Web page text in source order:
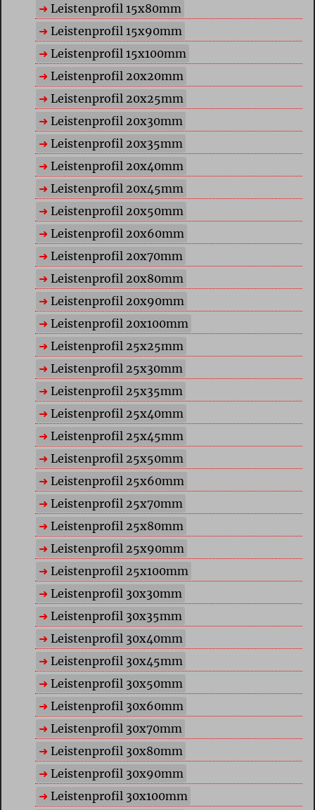
Leistenprofil 15x80mm
Leistenprofil 15x90mm
Leistenprofil 15x100mm
Leistenprofil 20x20mm
Leistenprofil 20x25mm
Leistenprofil 20x30mm
Leistenprofil 20x35mm
Leistenprofil 20x40mm
Leistenprofil 20x45mm
Leistenprofil 20x50mm
Leistenprofil 20x60mm
Leistenprofil 20x70mm
Leistenprofil 20x80mm
Leistenprofil 20x90mm
Leistenprofil 20x100mm
Leistenprofil 25x25mm
Leistenprofil 25x30mm
Leistenprofil 25x35mm
Leistenprofil 25x40mm
Leistenprofil 25x45mm
Leistenprofil 25x50mm
Leistenprofil 25x60mm
Leistenprofil 25x70mm
Leistenprofil 25x80mm
Leistenprofil 25x90mm
Leistenprofil 25x100mm
Leistenprofil 30x30mm
Leistenprofil 30x35mm
Leistenprofil 30x40mm
Leistenprofil 30x45mm
Leistenprofil 30x50mm
Leistenprofil 30x60mm
Leistenprofil 30x70mm
Leistenprofil 30x80mm
Leistenprofil 30x90mm
Leistenprofil 30x100mm